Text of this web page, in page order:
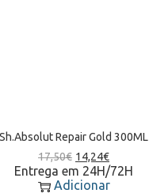
Sh.Absolut Repair Gold 300ML
17,50€ 14,24€
Entrega em 24H/72H
Adicionar